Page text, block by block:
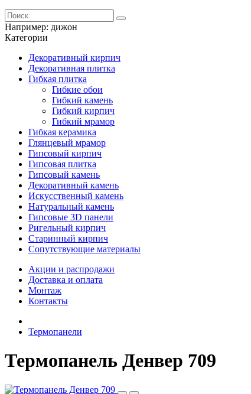
Например: дижон
Категории
Декоративный кирпич
Декоративная плитка
Гибкая плитка
Гибкие обои
Гибкий камень
Гибкий кирпич
Гибкий мрамор
Гибкая керамика
Глянцевый мрамор
Гипсовый кирпич
Гипсовая плитка
Гипсовый камень
Декоративный камень
Искусственный камень
Натуральный камень
Гипсовые 3D панели
Ригельный кирпич
Старинный кирпич
Сопутствующие материалы
Акции и распродажи
Доставка и оплата
Монтаж
Контакты
Термопанели
Термопанель Денвер 709